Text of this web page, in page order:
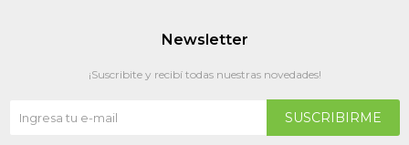
Newsletter
¡Suscribite y recibí todas nuestras novedades!
SUSCRIBIRME